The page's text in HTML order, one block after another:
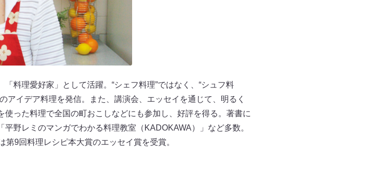
料理愛好家」として活躍。“シェフ料理”ではなく、“シュフ料
アイデア料理を発信。また、講演会、エッセイを通じて、明るく
った料理で全国の町おこしなどにも参加し、好評を得る。著書に
野レミのマンガでわかる料理教室（KADOKAWA）」など多数。
9回料理レシピ本大賞のエッセイ賞を受賞。